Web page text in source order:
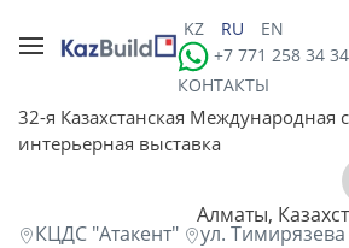
KZ RU
EN
+7 771 258 34
КОНТАКТЫ
32-я Казахстанская Международная
интерьерная выставка
Алматы,
КЦДС "Атакент" ул.